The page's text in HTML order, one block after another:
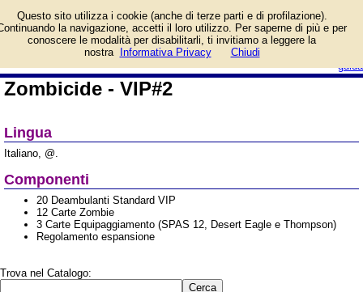
guida
- VIP#2 e prezzo di
vendita. Prodotto da
CMON Cool Mini Or Not
Zombicide - VIP#2
Lingua
Italiano, @.
Componenti
20 Deambulanti Standard VIP
12 Carte Zombie
3 Carte Equipaggiamento (SPAS 12, Desert Eagle e Thompson)
Regolamento espansione
Trova nel Catalogo:
Questo sito utilizza i cookie (anche di terze parti e di profilazione).
la navigazione, accetti il loro utilizzo. Per saperne di più e per
conoscere le modalità per disabilitarli, ti invitiamo a leggere la
nostra
Informativa Privacy Chiudi